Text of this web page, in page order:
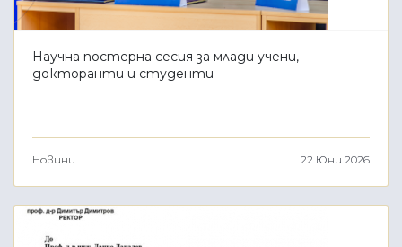
Научна постерна сесия за млади учени,
докторанти и студенти
Новини 22 Юни 2026